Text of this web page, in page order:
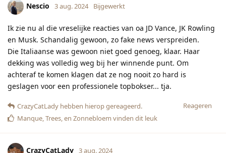
Nescio 3 aug. 2024 Bijgewerkt
Ik zie nu al die vreselijke reacties van oa JD Vance, JK Rowling
en Musk. Schandalig gewoon, zo fake news verspreiden.
Die Italiaanse was gewoon niet goed genoeg, klaar. Haar
dekking was volledig weg bij her winnende punt. Om
achteraf te komen klagen dat ze nog nooit zo hard is
geslagen voor een professionele topbokser... tja.
Reageren
CrazyCatLady hebben hierop gereageerd.
Manque,Trees, en Zonnebloem vinden dit leuk
CrazyCatLady 3 aug. 2024